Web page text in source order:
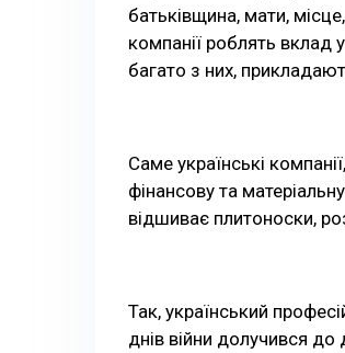
батьківщина, мати,
компанії роблять вклад
багато з них,
Саме українські
фінансову та
відшиває плитоноски,
Так, український
днів війни долучився до